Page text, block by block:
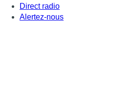
Direct radio
Alertez-nous